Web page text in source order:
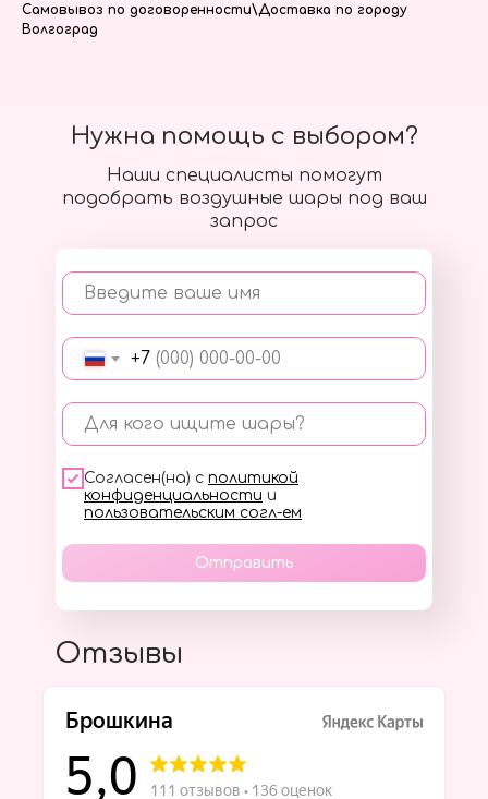
Самовывоз по договоренности\Доставка по городу
Волгоград
Наши специалисты помогут
подобрать воздушные шары под ваш
запрос
Введите ваше имя
+7
Для кого ищите шары?
Согласен(на) с политикой
конфиденциальности и
пользовательским согл-ем
Отправить
Нужна помощь с выбором?
Отзывы